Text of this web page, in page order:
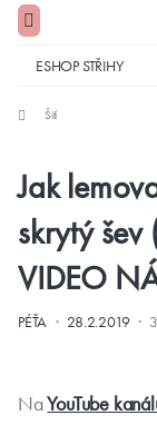
ESHOP STŘIHY
Šití
Jak
skrytý šev
VIDEO
PÉŤA · 28.2.2019·
NaYouTube